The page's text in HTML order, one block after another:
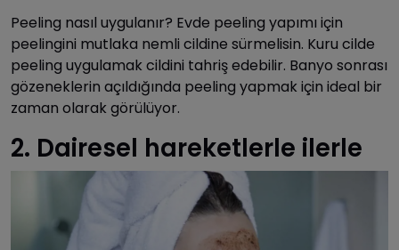
Peeling nasıl uygulanır? Evde peeling yapımı için
peelingini mutlaka nemli cildine sürmelisin. Kuru cilde
peeling uygulamak cildini tahriş edebilir. Banyo sonrası
gözeneklerin açıldığında peeling yapmak için ideal bir
zaman olarak görülüyor.
2. Dairesel hareketlerle ilerle